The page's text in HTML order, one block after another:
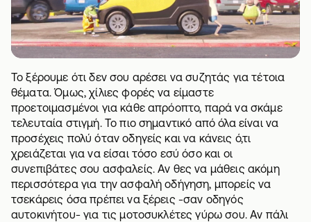
Το ξέρουμε ότι δεν σου αρέσει να συζητάς για τέτοια
θέματα. Όμως, χίλιες φορές να είμαστε
προετοιμασμένοι για κάθε απρόοπτο, παρά να σκάμε
τελευταία στιγμή. Το πιο σημαντικό από όλα είναι να
προσέχεις πολύ όταν οδηγείς και να κάνεις ό,τι
χρειάζεται για να είσαι τόσο εσύ όσο και οι
συνεπιβάτες σου ασφαλείς. Αν θες να μάθεις ακόμη
περισσότερα για την ασφαλή οδήγηση, μπορείς να
τσεκάρεις όσα πρέπει να ξέρεις -σαν οδηγός
αυτοκινήτου-για τις μοτοσυκλέτες γύρω σου. Αν πάλι